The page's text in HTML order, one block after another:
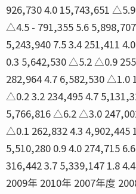
926,730 4.0 15,743,651
△4.5 - 791,355 5.6
5,243,940 7.5 3.4 251,411
0.3 5,642,530 △5.2 △0.9
282,964 4.7 6,582,530 △1.0
△0.2 3.2 234,495 4.7
5,766,816 △6.2 △3.0
△0.1 262,832 4.3 4,902,445
5,510,280 0.9 4.0 274,715
316,442 3.7 5,339,147 1.8
2009年 2010年 2007年度